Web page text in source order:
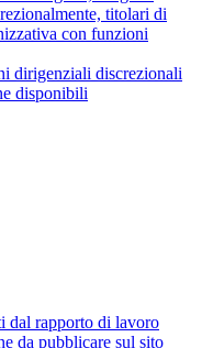
titolari di
con funzioni
dirigenziali discrezionali
disponibili
dal rapporto di lavoro
da pubblicare sul sito